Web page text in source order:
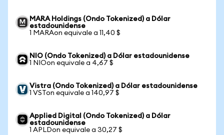
MARA Holdings (Ondo Tokenized) a Dólar
estadounidense
1 MARAon equivale a 11,40 $
NIO (Ondo Tokenized) a Dólar estadounidense
1 NIOon equivale a 4,67 $
Vistra (Ondo Tokenized) a Dólar estadounidense
1 VSTon equivale a 140,97 $
Applied Digital (Ondo Tokenized) a Dólar
estadounidense
1 APLDon equivale a 30,27 $